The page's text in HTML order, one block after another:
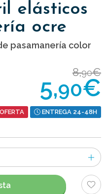
elásticos
ocre
pasamanería color
8,90€
5,90€
ENTREGA 24-48H